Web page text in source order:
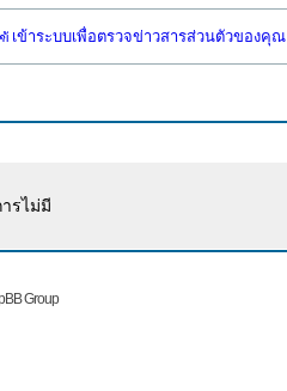
เข้าระบบเพื่อตรวจข่าวสารส่วนตัวของคุณ
รไม่มี
Group